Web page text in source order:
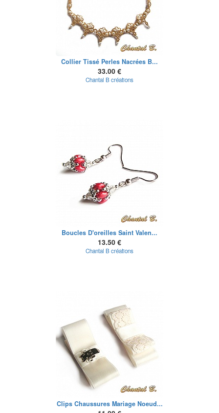
Collier Tissé Perles Nacrées B...
33.00 €
Chantal B créations
Boucles D'oreilles Saint Valen...
13.50 €
Chantal B créations
Clips Chaussures Mariage Noeud...